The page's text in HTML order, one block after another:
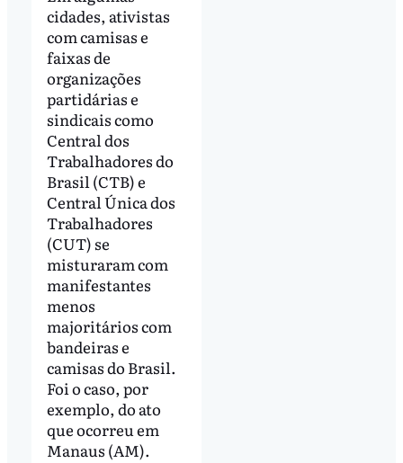
cidades, ativistas
com camisas e
faixas de
organizações
partidárias e
sindicais como
Central dos
Trabalhadores do
Brasil (CTB) e
Central Única dos
Trabalhadores
(CUT) se
misturaram com
manifestantes
menos
majoritários com
bandeiras e
camisas do Brasil.
Foi o caso, por
exemplo, do ato
que ocorreu em
Manaus (AM).